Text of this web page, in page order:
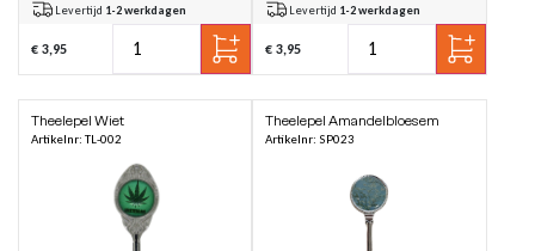
Levertijd 1-2 werkdagen
€ 3,95
Levertijd 1-2 werkdagen
€ 3,95
Theelepel Wiet
Artikelnr: TL-002
Theelepel Amandelbloesem
Artikelnr: SP023